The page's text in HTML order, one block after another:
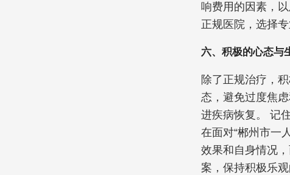
响费用的因素，
正规医院，选择
六、积极的心态与
除了正规治疗，
态，避免过度焦
进疾病恢复。 记
在面对“郴州市一
效果和自身情况
案，保持积极乐